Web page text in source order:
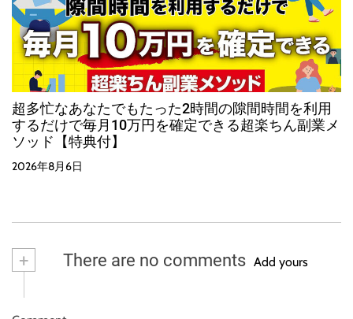
超多忙なあなたでもたった2時間の隙間時間を利用
するだけで毎月10万円を確定できる超楽ちん副業メ
ソッド【特典付】
2026年8月6日
+ There are no comments Add yours